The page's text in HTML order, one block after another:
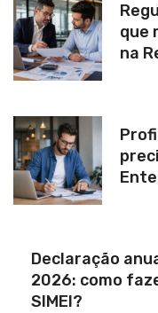
que
na
Declaração
2026: como
SIMEI?